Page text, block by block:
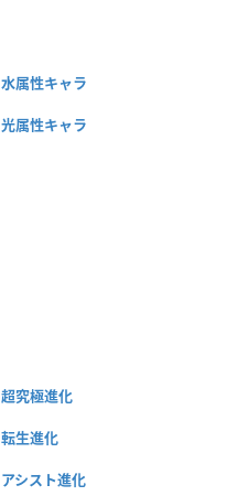
水属性キャラ
光属性キャラ
超究極進化
転生進化
アシスト進化